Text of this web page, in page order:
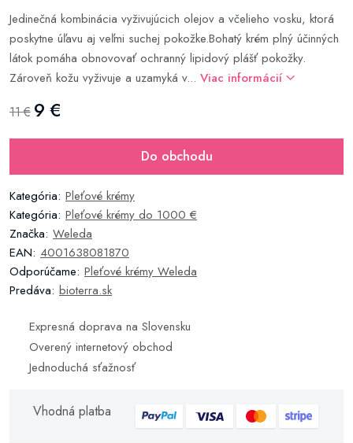
Jedinečná kombinácia vyživujúcich olejov a včelieho vosku, ktorá
poskytne úľavu aj veľmi suchej pokožke.Bohatý krém plný účinných
látok pomáha obnovovať ochranný lipidový plášť pokožky.
Zároveň kožu vyživuje a uzamyká v... Viac informácií
11 € 9 €
Do obchodu
Kategória: Pleťové krémy
Kategória: Pleťové krémy do 1000 €
Značka: Weleda
EAN: 4001638081870
Odporúčame: Pleťové krémy Weleda
Predáva: bioterra.sk
Expresná doprava na Slovensku
Overený internetový obchod
Jednoduchá sťažnosť
Vhodná platba